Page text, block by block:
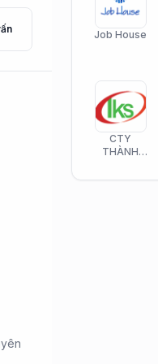
Job House
CTY
THÀNH
PHAMATECH